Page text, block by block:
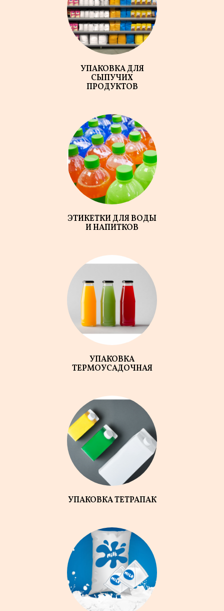
УПАКОВКА ДЛЯ
СЫПУЧИХ
ПРОДУКТОВ
ЭТИКЕТКИ ДЛЯ ВОДЫ
И НАПИТКОВ
УПАКОВКА
ТЕРМОУСАДОЧНАЯ
УПАКОВКА ТЕТРАПАК